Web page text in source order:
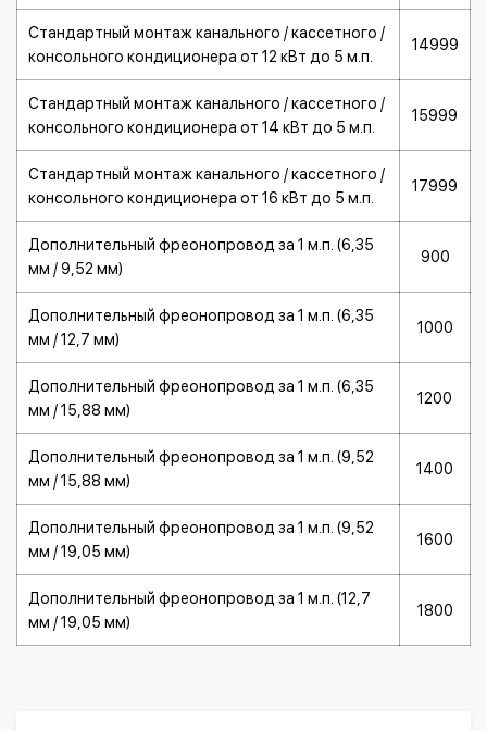
Стандартный монтаж канального / кассетного /
консольного кондиционера от 12 кВт до 5 м.п.
14999
Стандартный монтаж канального / кассетного /
консольного кондиционера от 14 кВт до 5 м.п.
15999
Стандартный монтаж канального / кассетного /
консольного кондиционера от 16 кВт до 5 м.п.
17999
Дополнительный фреонопровод за 1 м.п. (6,35
мм / 9,52 мм)
900
Дополнительный фреонопровод за 1 м.п. (6,35
мм / 12,7 мм)
1000
Дополнительный фреонопровод за 1 м.п. (6,35
мм / 15,88 мм)
1200
Дополнительный фреонопровод за 1 м.п. (9,52
мм / 15,88 мм)
1400
Дополнительный фреонопровод за 1 м.п. (9,52
мм / 19,05 мм)
1600
Дополнительный фреонопровод за 1 м.п. (12,7
мм / 19,05 мм)
1800